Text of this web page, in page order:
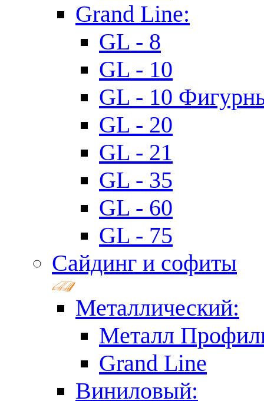
Grand Line:
GL - 8
GL - 10
GL - 10
GL - 20
GL - 21
GL - 35
GL - 60
GL - 75
Сайдинг и софиты
Металлический:
Металл
Grand Line
Виниловый: